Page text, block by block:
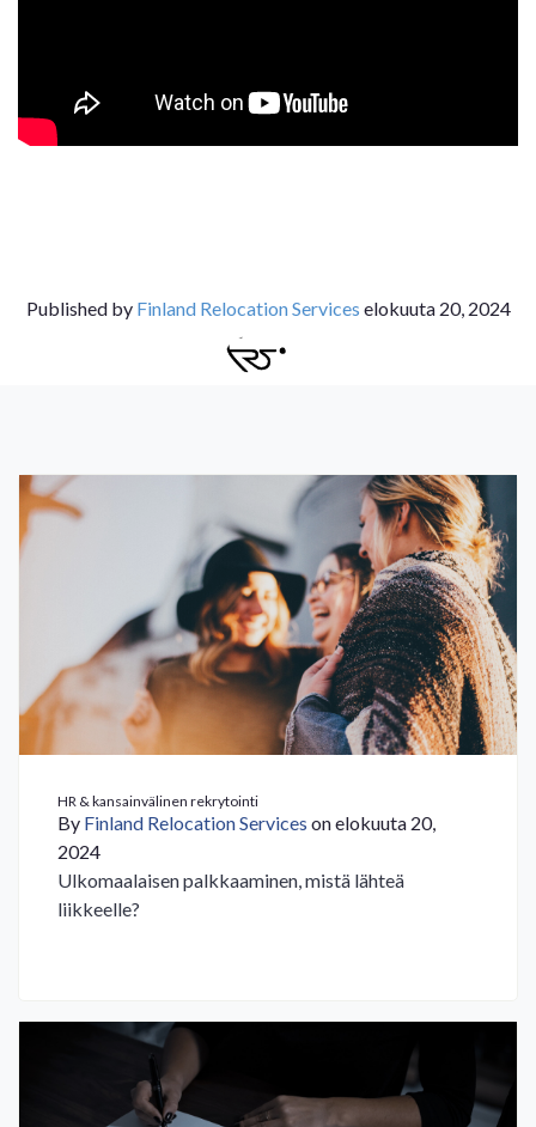
Published by Finland Relocation Services elokuuta 20, 2024
HR & kansainvälinen rekrytointi
By Finland Relocation Services on elokuuta 20,
2024
Ulkomaalaisen palkkaaminen, mistä lähteä
liikkeelle?